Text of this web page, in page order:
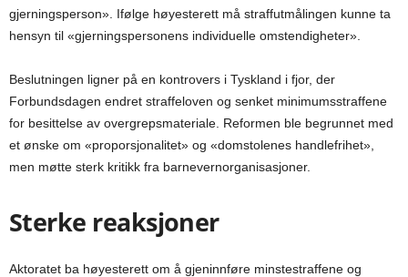
gjerningsperson». Ifølge høyesterett må straffutmålingen kunne ta
hensyn til «gjerningspersonens individuelle omstendigheter».
Beslutningen ligner på en kontrovers i Tyskland i fjor, der
Forbundsdagen endret straffeloven og senket minimumsstraffene
for besittelse av overgrepsmateriale. Reformen ble begrunnet med
et ønske om «proporsjonalitet» og «domstolenes handlefrihet»,
men møtte sterk kritikk fra barnevernorganisasjoner.
Sterke reaksjoner
Aktoratet ba høyesterett om å gjeninnføre minstestraffene og